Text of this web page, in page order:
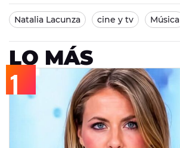
Natalia Lacunza cine y tv Música
LO MÁS